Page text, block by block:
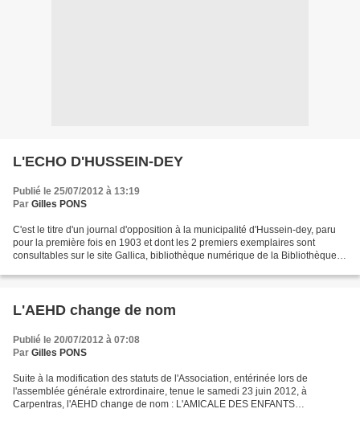
L'ECHO D'HUSSEIN-DEY
Publié le 25/07/2012 à 13:19
Par Gilles PONS
C'est le titre d'un journal d'opposition à la municipalité d'Hussein-dey, paru
pour la première fois en 1903 et dont les 2 premiers exemplaires sont
consultables sur le site Gallica, bibliothèque numérique de la Bibliothèque
L'AEHD change de nom
Publié le 20/07/2012 à 07:08
Par Gilles PONS
Suite à la modification des statuts de l'Association, entérinée lors de
l'assemblée générale extrordinaire, tenue le samedi 23 juin 2012, à
Carpentras, l'AEHD change de nom : L'AMICALE DES ENFANTS